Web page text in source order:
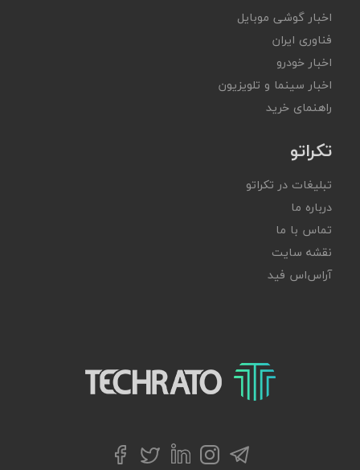
اخبار گوشی موبایل
فناوری ایران
اخبار خودرو
اخبار سینما و تلویزیون
راهنمای خرید
تکراتو
تبلیغات در تکراتو
درباره ما
تماس با ما
نقشه سایت
آر‌اس‌اس فید
تکراتو – زندگی با تکنولوژی
تلگراماینستاگرام
لینکداینتوییترفیسبوک